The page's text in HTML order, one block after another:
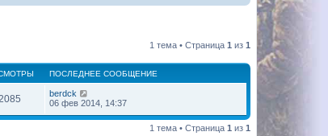
1 тема • Страница 1 из 1
ПОСЛЕДНЕЕ СООБЩЕНИЕ
berdck
06 фев 2014, 14:37
1 тема • Страница 1 из 1